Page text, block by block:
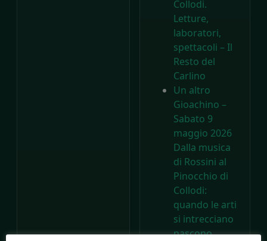
Collodi.
Letture,
laboratori,
spettacoli – Il
Resto del
Carlino
Un altro
Gioachino –
Sabato 9
maggio 2026
Dalla musica
di Rossini al
Pinocchio di
Collodi:
quando le arti
si intrecciano
nascono